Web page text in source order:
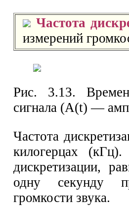
Частота
измерений
Рис. 3.13.
сигнала (А(t) —
Частота
килогерцах
дискретизации,
одну секунду
громкости звука.